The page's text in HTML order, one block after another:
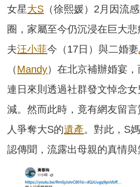
女星大S （徐熙媛）2月因流
圈，家屬至今仍沉浸在巨大
夫汪小菲今（17日）與二婚妻
（Mandy）在北京補辦婚宴，
連日來則透過社群發文悼念
減。然而此時，竟有網友留
人爭奪大S的遺產。對此，S
認傳聞，流露出母親的真情與